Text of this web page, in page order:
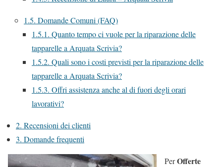
1.5. Domande Comuni (FAQ)
1.5.1. Quanto tempo ci vuole per la riparazione delle
tapparelle a Arquata Scrivia?
1.5.2. Quali sono i costi previsti per la riparazione delle
tapparelle a Arquata Scrivia?
1.5.3. Offri assistenza anche al di fuori degli orari
lavorativi?
2. Recensioni dei clienti
3. Domande frequenti
PerOfferte